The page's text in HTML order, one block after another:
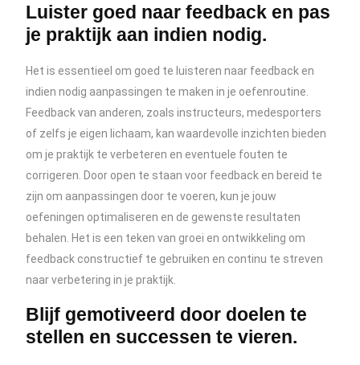
Luister goed naar feedback en pas
je praktijk aan indien nodig.
Het is essentieel om goed te luisteren naar feedback en
indien nodig aanpassingen te maken in je oefenroutine.
Feedback van anderen, zoals instructeurs, medesporters
of zelfs je eigen lichaam, kan waardevolle inzichten bieden
om je praktijk te verbeteren en eventuele fouten te
corrigeren. Door open te staan voor feedback en bereid te
zijn om aanpassingen door te voeren, kun je jouw
oefeningen optimaliseren en de gewenste resultaten
behalen. Het is een teken van groei en ontwikkeling om
feedback constructief te gebruiken en continu te streven
naar verbetering in je praktijk.
Blijf gemotiveerd door doelen te
stellen en successen te vieren.